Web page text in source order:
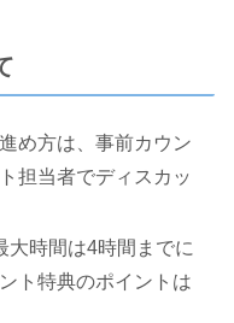
め方は、事前カウン
担当者でディスカッ
大時間は4時間までに
ト特典のポイントは